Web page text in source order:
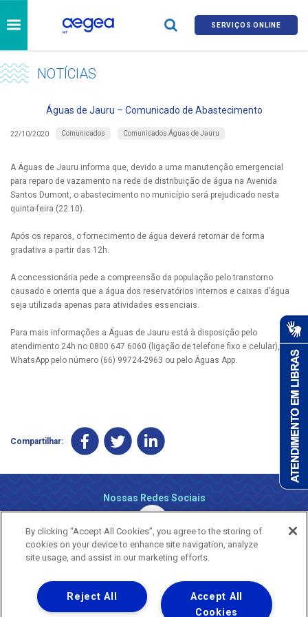
SERVIÇOS ONLINE
NOTÍCIAS
Águas de Jauru – Comunicado de Abastecimento
22/10/2020 Comunicados Comunicados Águas de Jauru
A Águas de Jauru informa que, devido a uma manutenção emergencial
para reparo de vazamento na rede de distribuição de água na Avenida
Santos Dumont, o abastecimento no município será prejudicado nesta
quinta-feira (22.10).
Após os reparos, o fornecimento de água deverá retornar de forma
gradativa a partir das 12h.
A concessionária pede a compreensão da população pelo transtorno
causado e orienta que a água dos reservatórios internos e caixas d’água
seja utilizada apenas para atividades essenciais.
Para mais informações a Águas de Jauru está à disposição pelo
atendimento 24h no 0800 647 6060 (ligação de telefone fixo e celular), via
WhatsApp pelo número (66) 99724-2963 ou pelo Águas App.
Compartilhar:
Nossas Redes Sociais
Uma empresa
Copyright ® 2026 - Todos os Direitos Reservados.
By clicking “Accept All Cookies”, you agree to the storing of
cookies on your device to enhance site navigation, analyze
site usage, and assist in our marketing efforts.
Accept All
Cookies
Reject All